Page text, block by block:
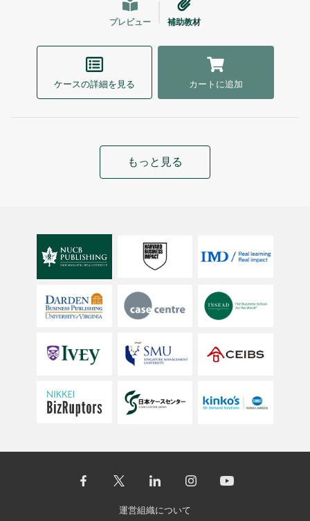
プレビュー 補助教材
ケースの詳細を見る カートに追加
もっと見る
運営組織について